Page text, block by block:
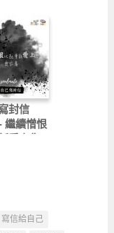
封信
繼續憎恨
寫信給自己